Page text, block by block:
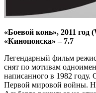
«Боевой конь», 2011 год
«Кинопоиска» – 7.7
Легендарный фильм
снят по мотивам
написанного в 1982 году.
Первой мировой войны.